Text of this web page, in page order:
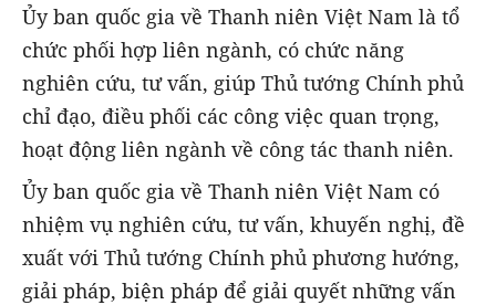
Ủy ban quốc gia về Thanh niên Việt Nam là tổ
chức phối hợp liên ngành, có chức năng
nghiên cứu, tư vấn, giúp Thủ tướng Chính phủ
chỉ đạo, điều phối các công việc quan trọng,
hoạt động liên ngành về công tác thanh niên.
Ủy ban quốc gia về Thanh niên Việt Nam có
nhiệm vụ nghiên cứu, tư vấn, khuyến nghị, đề
xuất với Thủ tướng Chính phủ phương hướng,
giải pháp, biện pháp để giải quyết những vấn